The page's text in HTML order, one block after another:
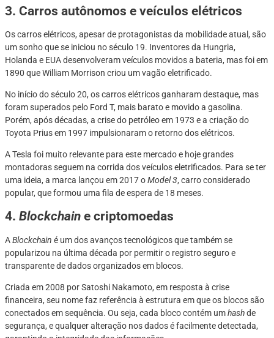
3. Carros autônomos e veículos elétricos
Os carros elétricos, apesar de protagonistas da mobilidade atual, são
um sonho que se iniciou no século 19. Inventores da Hungria,
Holanda e EUA desenvolveram veículos movidos a bateria, mas foi em
1890 que William Morrison criou um vagão eletrificado.
No início do século 20, os carros elétricos ganharam destaque, mas
foram superados pelo Ford T, mais barato e movido a gasolina.
Porém, após décadas, a crise do petróleo em 1973 e a criação do
Toyota Prius em 1997 impulsionaram o retorno dos elétricos.
A Tesla foi muito relevante para este mercado e hoje grandes
montadoras seguem na corrida dos veículos eletrificados. Para se ter
uma ideia, a marca lançou em 2017 oModel 3, carro considerado
popular, que formou uma fila de espera de 18 meses.
4. Blockchain e criptomoedas
ABlockchain é um dos avanços tecnológicos que também se
popularizou na última década por permitir o registro seguro e
transparente de dados organizados em blocos.
Criada em 2008 por Satoshi Nakamoto, em resposta à crise
financeira, seu nome faz referência à estrutura em que os blocos são
conectados em sequência. Ou seja, cada bloco contém umhashde
segurança, e qualquer alteração nos dados é facilmente detectada,